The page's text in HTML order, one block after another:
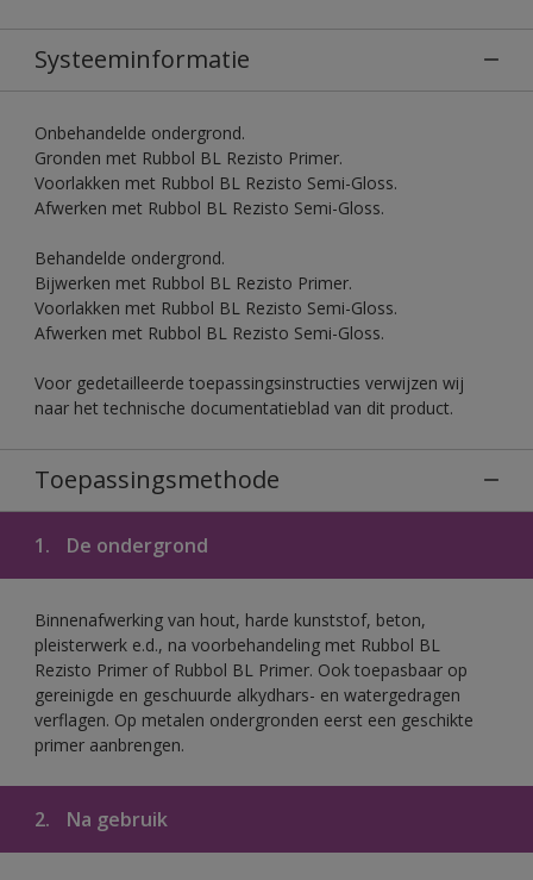
Systeeminformatie
Onbehandelde ondergrond.
Gronden met Rubbol BL Rezisto Primer.
Voorlakken met Rubbol BL Rezisto Semi-Gloss.
Afwerken met Rubbol BL Rezisto Semi-Gloss.
Behandelde ondergrond.
Bijwerken met Rubbol BL Rezisto Primer.
Voorlakken met Rubbol BL Rezisto Semi-Gloss.
Afwerken met Rubbol BL Rezisto Semi-Gloss.
Voor gedetailleerde toepassingsinstructies verwijzen wij
naar het technische documentatieblad van dit product.
Toepassingsmethode
1. De ondergrond
Binnenafwerking van hout, harde kunststof, beton,
pleisterwerk e.d., na voorbehandeling met Rubbol BL
Rezisto Primer of Rubbol BL Primer. Ook toepasbaar op
gereinigde en geschuurde alkydhars- en watergedragen
verflagen. Op metalen ondergronden eerst een geschikte
primer aanbrengen.
2. Na gebruik